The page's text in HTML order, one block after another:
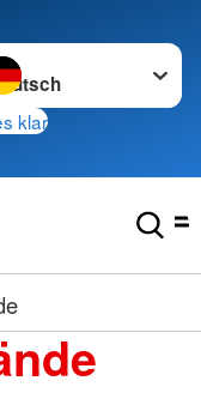
wechseln zu
klar